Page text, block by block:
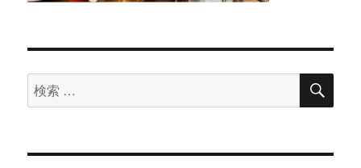
検
索
象:
検